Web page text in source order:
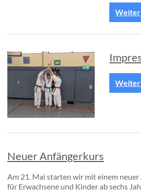
Neuer Anfängerkurs
Am 21. Mai starten wir mit einem
für Erwachsene und Kinder ab sechs